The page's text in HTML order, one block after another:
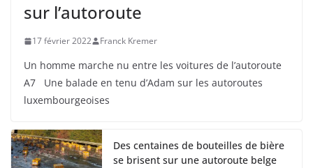
sur l’autoroute
17 février 2022 Franck Kremer
Un homme marche nu entre les voitures de l’autoroute
A7 Une balade en tenu d’Adam sur les autoroutes
luxembourgeoises
Des centaines de bouteilles de bière
se brisent sur une autoroute belge